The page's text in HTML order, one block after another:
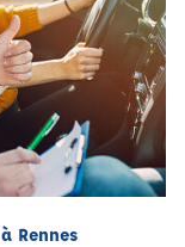
Rennes